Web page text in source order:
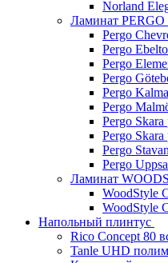
Norland
Ламинат PERGO
Pergo
Pergo
Pergo
Pergo
Pergo
Pergo
Pergo
Pergo
Pergo
Pergo
Ламинат
WoodStyle
WoodStyle
Напольный плинтус
Rico Concept 80
Tanle UHD